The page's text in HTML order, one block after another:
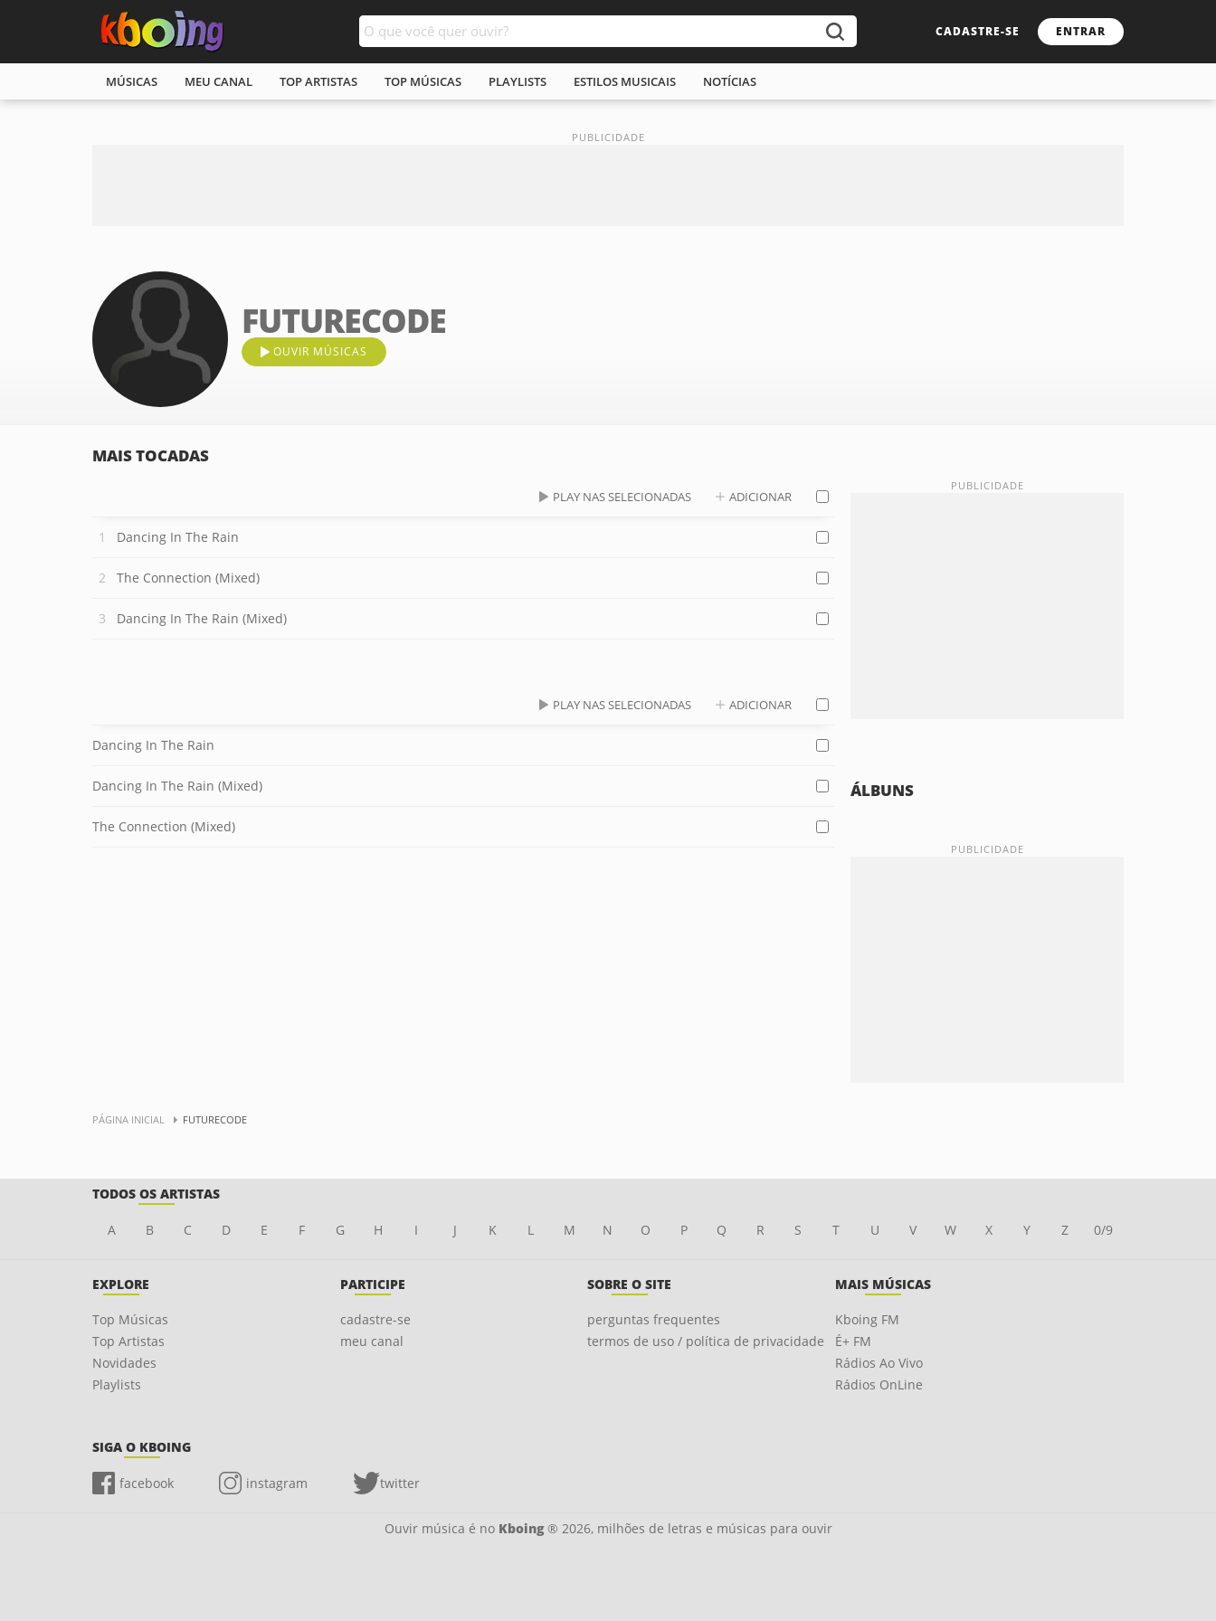
CADASTRE-SE ENTRAR
MÚSICAS MEU CANAL TOP ARTISTAS TOP MÚSICAS PLAYLISTS ESTILOS MUSICAIS NOTÍCIAS
FUTURECODE
OUVIR MÚSICAS
MAIS TOCADAS
PLAY NAS SELECIONADAS ADICIONAR
Dancing In The Rain
The Connection (Mixed)
Dancing In The Rain (Mixed)
PLAY NAS SELECIONADAS ADICIONAR
Dancing In The Rain
Dancing In The Rain (Mixed)
The Connection (Mixed)
ÁLBUNS
PÁGINA INICIAL FUTURECODE
TODOS OS ARTISTAS
A B C D E F G H I J K L M N O P Q R S T U V W X Y Z 0/9
EXPLORE
Top Músicas
Top Artistas
Novidades
Playlists
PARTICIPE
cadastre-se
meu canal
SOBRE O SITE
perguntas frequentes
termos de uso / política de privacidade
MAIS MÚSICAS
Kboing FM
É+ FM
Rádios Ao Vivo
Rádios OnLine
SIGA O KBOING
facebook instagram twitter
Ouvir música é no Kboing® 2026, milhões de letras e músicas para ouvir